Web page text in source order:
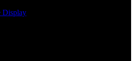
Display